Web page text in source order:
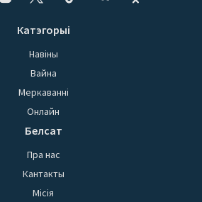
Катэгорыі
Навіны
Вайна
Меркаванні
Онлайн
Белсат
Пра нас
Кантакты
Місія